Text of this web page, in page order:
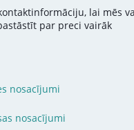
lai mēs
par preci vairāk
nosacījumi
nosacījumi